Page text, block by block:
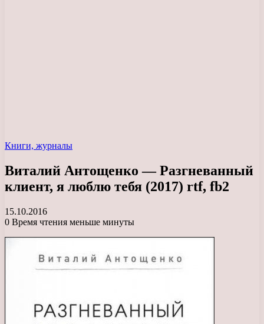
Книги, журналы
Виталий Антощенко — Разгневанный
клиент, я люблю тебя (2017) rtf, fb2
15.10.2016
0 Время чтения меньше минуты